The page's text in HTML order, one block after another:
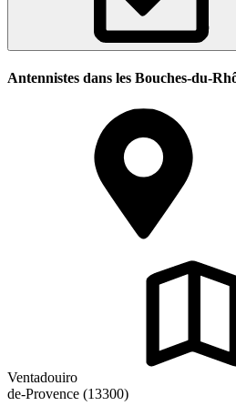
Antennistes dans les Bouches-du-
Ventadouiro
de-Provence (13300)